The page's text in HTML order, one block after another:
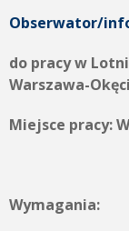
Obserwator/
do pracy w
Warszawa-
Miejsce pracy:
Wymagania: